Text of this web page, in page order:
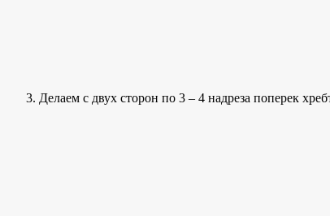
Делаем с двух сторон по 3 – 4 надреза поперек